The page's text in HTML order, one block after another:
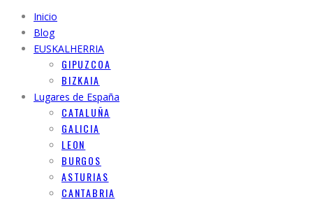
Inicio
Blog
EUSKALHERRIA
GIPUZCOA
BIZKAIA
Lugares de España
CATALUÑA
GALICIA
LEON
BURGOS
ASTURIAS
CANTABRIA